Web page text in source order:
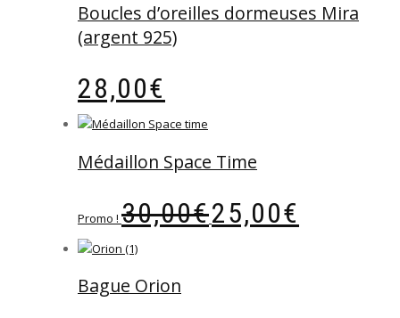
Boucles d’oreilles dormeuses Mira
(argent 925)
28,00€
Médaillon Space Time
Promo ! 30,00€ prix
25,00€
Bague Orion